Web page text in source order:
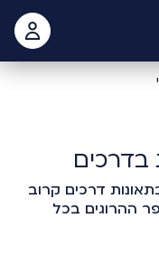
בדרכים
דרכים קרוב
ההרוגים בכל